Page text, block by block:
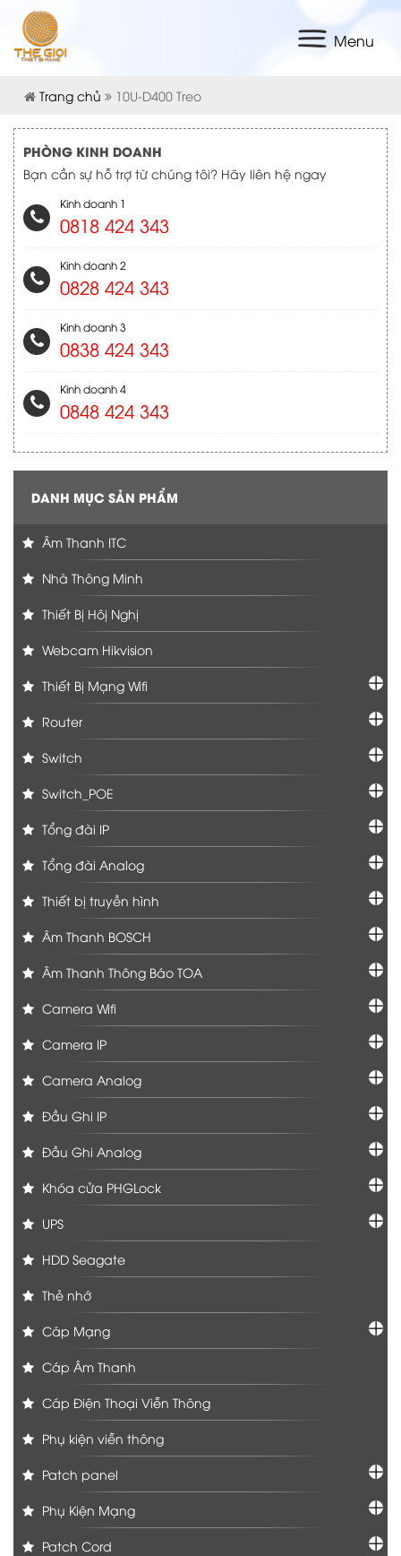
Menu
Trang chủ 10U-D400 Treo
PHÒNG KINH DOANH
Bạn cần sự hỗ trợ từ chúng tôi? Hãy liên hệ ngay
Kinh doanh 1
0818 424 343
Kinh doanh 2
0828 424 343
Kinh doanh 3
0838 424 343
Kinh doanh 4
0848 424 343
DANH MỤC SẢN PHẨM
Âm Thanh ITC
Nhà Thông Minh
Thiết Bị Hôị Nghị
Webcam Hikvision
Thiết Bị Mạng Wifi
Router
Switch
Switch_POE
Tổng đài IP
Tổng đài Analog
Thiết bị truyền hình
Âm Thanh BOSCH
Âm Thanh Thông Báo TOA
Camera Wifi
Camera IP
Camera Analog
Đầu Ghi IP
Đầu Ghi Analog
Khóa cửa PHGLock
UPS
HDD Seagate
Thẻ nhớ
Cáp Mạng
Cáp Âm Thanh
Cáp Điện Thoại Viễn Thông
Phụ kiện viễn thông
Patch panel
Phụ Kiện Mạng
Patch Cord